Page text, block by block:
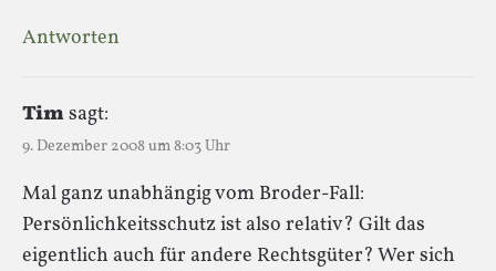
Antworten
Timsagt:
9. Dezember 2008 um 8:03 Uhr
Mal ganz unabhängig vom Broder-Fall:
Persönlichkeitsschutz ist also relativ? Gilt das
eigentlich auch für andere Rechtsgüter? Wer sich